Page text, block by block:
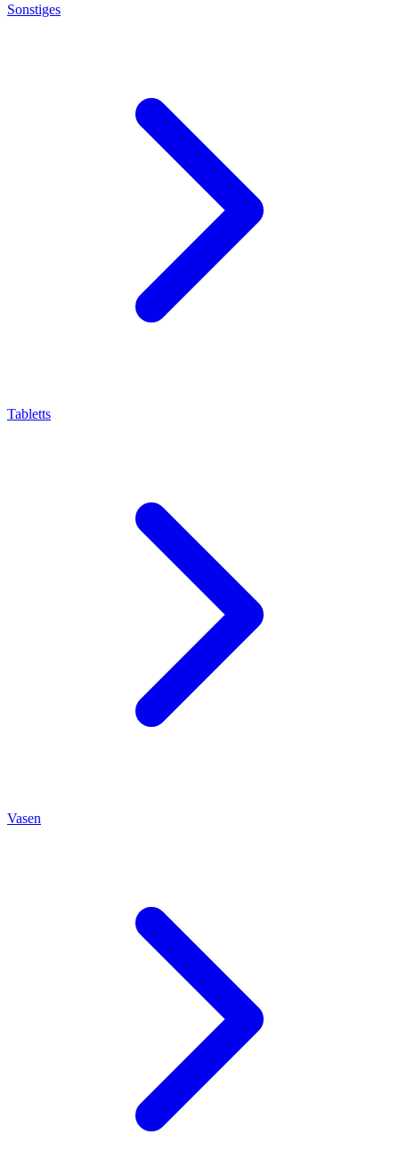
Sonstiges
Tabletts
Vasen